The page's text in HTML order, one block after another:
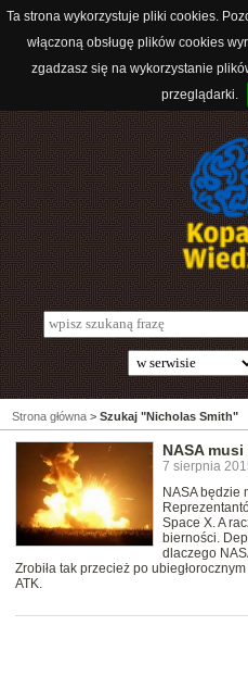
Ta strona wykorzystuje pliki cookies.
włączoną obsługę plików cookies
zgadzasz się na wykorzystanie
przeglądarki.
Strona główna > Szukaj "Nicholas Smith"
NASA
7 sierpnia
NASA będzie
Space X. A
bierności.
dlaczego
Zrobiła tak przecież po
ATK.